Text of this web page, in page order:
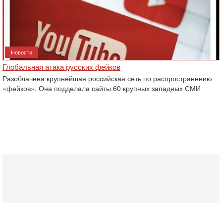
Новости
Глобальная атака русских фейков
Разоблачена крупнейшая российская сеть по распространению
«фейков». Она подделала сайты 60 крупных западных СМИ